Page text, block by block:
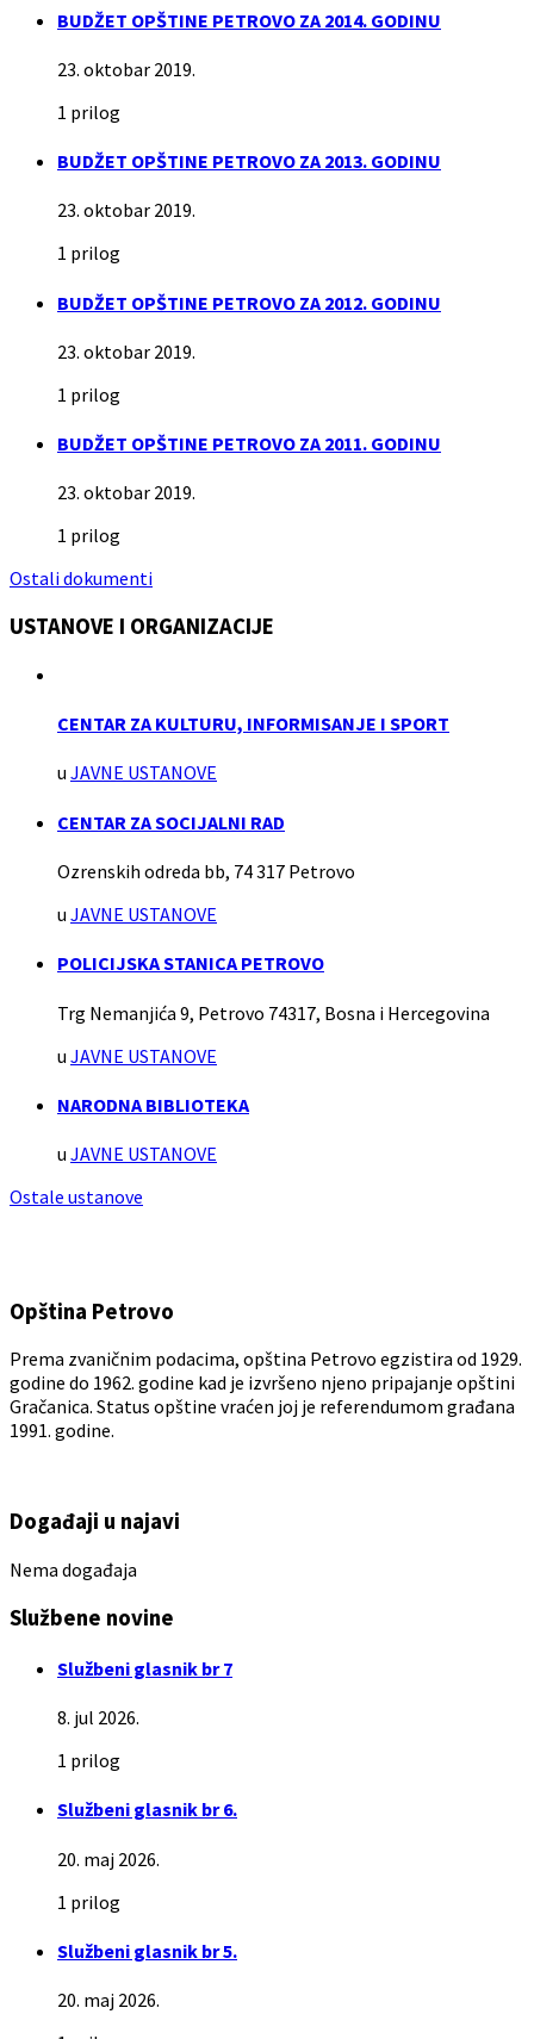
BUDŽET OPŠTINE PETROVO ZA 2014. GODINU
23. oktobar 2019.
1 prilog
BUDŽET OPŠTINE PETROVO ZA 2013. GODINU
23. oktobar 2019.
1 prilog
BUDŽET OPŠTINE PETROVO ZA 2012. GODINU
23. oktobar 2019.
1 prilog
BUDŽET OPŠTINE PETROVO ZA 2011. GODINU
23. oktobar 2019.
1 prilog
Ostali dokumenti
USTANOVE I ORGANIZACIJE
CENTAR ZA KULTURU, INFORMISANJE I SPORT
u JAVNE USTANOVE
CENTAR ZA SOCIJALNI RAD
Ozrenskih odreda bb, 74 317 Petrovo
u JAVNE USTANOVE
POLICIJSKA STANICA PETROVO
Trg Nemanjića 9, Petrovo 74317, Bosna i Hercegovina
u JAVNE USTANOVE
NARODNA BIBLIOTEKA
u JAVNE USTANOVE
Ostale ustanove
Opština Petrovo
Prema zvaničnim podacima, opština Petrovo egzistira od 1929.
godine do 1962. godine kad je izvršeno njeno pripajanje opštini
Gračanica. Status opštine vraćen joj je referendumom građana
1991. godine.
Događaji u najavi
Nema događaja
Službene novine
Službeni glasnik br 7
8. jul 2026.
1 prilog
Službeni glasnik br 6.
20. maj 2026.
1 prilog
Službeni glasnik br 5.
20. maj 2026.